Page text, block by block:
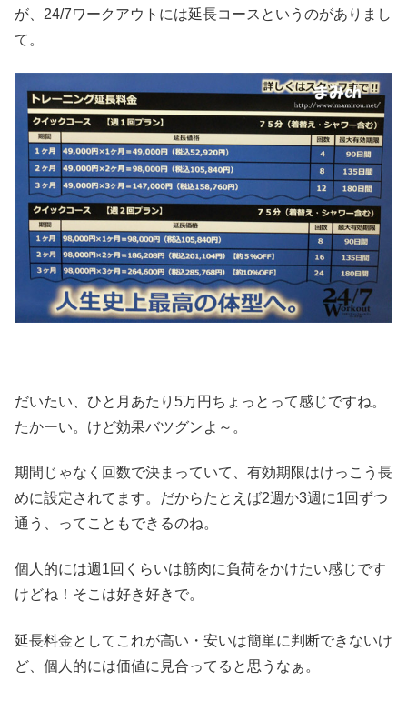
が、24/7ワークアウトには延長コースというのがありまし
て。
だいたい、ひと月あたり5万円ちょっとって感じですね。
たかーい。けど効果バツグンよ～。
期間じゃなく回数で決まっていて、有効期限はけっこう長
めに設定されてます。だからたとえば2週か3週に1回ずつ
通う、ってこともできるのね。
個人的には週1回くらいは筋肉に負荷をかけたい感じです
けどね！そこは好き好きで。
延長料金としてこれが高い・安いは簡単に判断できないけ
ど、個人的には価値に見合ってると思うなぁ。